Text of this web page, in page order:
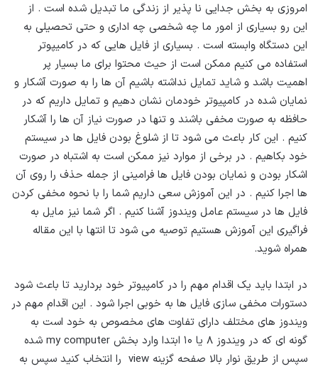
امروزی به بخش جدایی نا پذیر از زندگی ما تبدیل شده است . از
این رو بسیاری از امور ما چه شخصی چه اداری و حتی تحصیلی به
این دستگاه وابسته است . بسیاری از فایل هایی که در کامیپوتر
استفاده می کنیم ممکن است از حیث محتوا برای ما بسیار پر
اهمیت باشد و شاید تمایل نداشته باشیم آن ها را به صورت آشکار و
نمایان شده در کامپیوتر خودمان نشان دهیم و تمایل داریم که در
حافظه به صورت مخفی باشند و تنها در صورت نیاز آن ها را آشکار
کنیم . این کار باعث می شود تا از شلوغ بودن فایل ها در سیستم
خود بکاهیم . در برخی از موارد نیز ممکن است به اشتباه در صورت
اشکار بودن و نمایان بودن فایل ها فرامینی از جمله حذف را روی آن
ها اجرا کنیم . در این آموزش سعی داریم شما را با نحوه مخفی کردن
فایل ها در سیستم عامل ویندوز آشنا کنیم . اگر شما نیز مایل به
فراگیری این آموزش هستیم توصیه می شود تا انتها با این مقاله
همراه شوید.
در ابتدا باید یک اقدام مهم را در کامپیوتر خود بردارید تا باعث شود
دستورات مخفی سازی فایل ها به خوبی اجرا شود . این اقدام مهم در
ویندوز های مختلف دارای تفاوت های مخصوص به خود است به
گونه ای که در ویندوز ۸ یا ۱۰ ابتدا وارد بخش my computer شده
سپس از طریق نوار بالا صفحه گزینه view را انتخاب کنید سپس به